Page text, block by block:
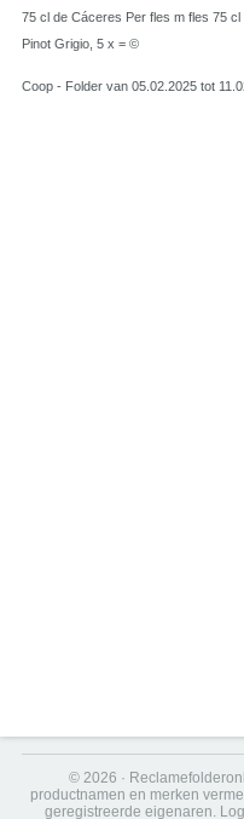
75 cl de Cáceres Per fles m fles 75
Pinot Grigio, 5 x = ©
Coop - Folder van 05.02.2025 tot
© 2026 ·
productnamen en merken
geregistreerde eigenaren.